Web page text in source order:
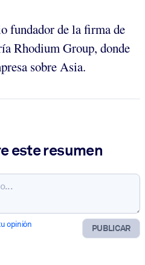
fundador de la firma de
Rhodium Group, donde
sobre Asia.
este resumen
PUBLICAR
opinión